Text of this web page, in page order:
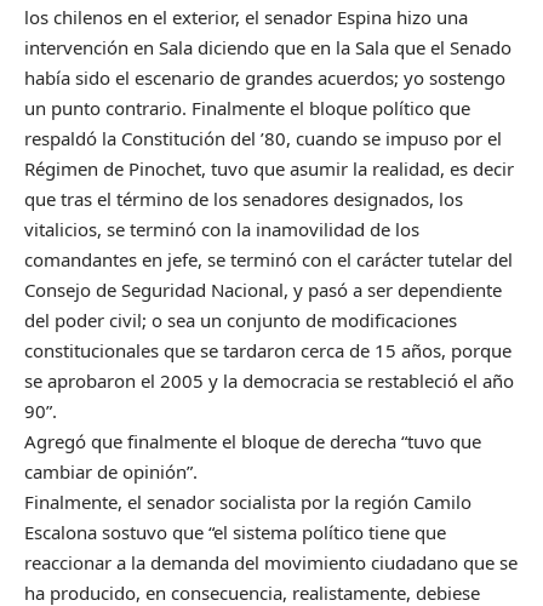
los chilenos en el exterior, el senador Espina hizo una
intervención en Sala diciendo que en la Sala que el Senado
había sido el escenario de grandes acuerdos; yo sostengo
un punto contrario. Finalmente el bloque político que
respaldó la Constitución del ’80, cuando se impuso por el
Régimen de Pinochet, tuvo que asumir la realidad, es decir
que tras el término de los senadores designados, los
vitalicios, se terminó con la inamovilidad de los
comandantes en jefe, se terminó con el carácter tutelar del
Consejo de Seguridad Nacional, y pasó a ser dependiente
del poder civil; o sea un conjunto de modificaciones
constitucionales que se tardaron cerca de 15 años, porque
se aprobaron el 2005 y la democracia se restableció el año
90”.
Agregó que finalmente el bloque de derecha “tuvo que
cambiar de opinión”.
Finalmente, el senador socialista por la región Camilo
Escalona sostuvo que “el sistema político tiene que
reaccionar a la demanda del movimiento ciudadano que se
ha producido, en consecuencia, realistamente, debiese